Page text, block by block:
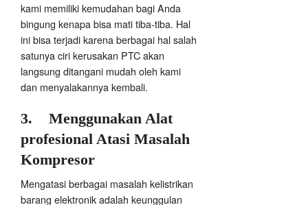
kami memiliki kemudahan bagi Anda
bingung kenapa bisa mati tiba-tiba. Hal
ini bisa terjadi karena berbagai hal salah
satunya ciri kerusakan PTC akan
langsung ditangani mudah oleh kami
dan menyalakannya kembali.
3. Menggunakan Alat
profesional Atasi Masalah
Kompresor
Mengatasi berbagai masalah kelistrikan
barang elektronik adalah keunggulan